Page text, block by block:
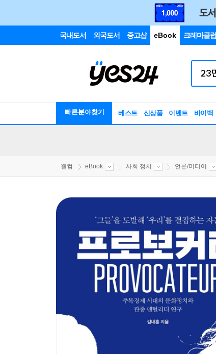
국내도서 외국도서 중고샵 eBook 크레마클럽
빠른분야찾기 베스트 신상품 이벤트 바이백
웰컴 eBook 사회 정치 언론/미디어